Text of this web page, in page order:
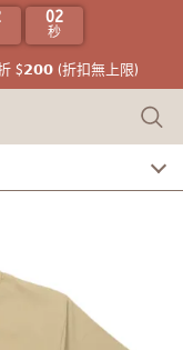
02
秒
(折扣無上限)